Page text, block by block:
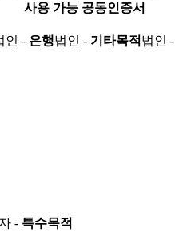
사용 가능 공동인증서
인 - 은행법인 - 기타목적 법인 -
- 특수목적